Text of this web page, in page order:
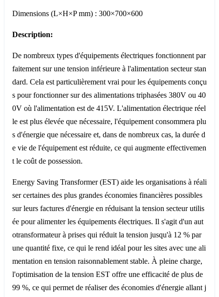
Dimensions (L×H×P mm) : 300×700×600
Description:
De nombreux types d'équipements électriques fonctionnent par
faitement sur une tension inférieure à l'alimentation secteur stan
dard. Cela est particulièrement vrai pour les équipements conçu
s pour fonctionner sur des alimentations triphasées 380V ou 40
0V où l'alimentation est de 415V. L'alimentation électrique réel
le est plus élevée que nécessaire, l'équipement consommera plu
s d'énergie que nécessaire et, dans de nombreux cas, la durée d
e vie de l'équipement est réduite, ce qui augmente effectivemen
t le coût de possession.
Energy Saving Transformer (EST) aide les organisations à réali
ser certaines des plus grandes économies financières possibles
sur leurs factures d'énergie en réduisant la tension secteur utilis
ée pour alimenter les équipements électriques. Il s'agit d'un aut
otransformateur à prises qui réduit la tension jusqu'à 12 % par
une quantité fixe, ce qui le rend idéal pour les sites avec une ali
mentation en tension raisonnablement stable. À pleine charge,
l'optimisation de la tension EST offre une efficacité de plus de
99 %, ce qui permet de réaliser des économies d'énergie allant j